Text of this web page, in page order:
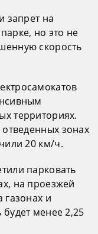
запрет на
но это не
скорость
территориях.
зонах
20 км/ч.
парковать
на проезжей
газонах и
будет менее 2,25